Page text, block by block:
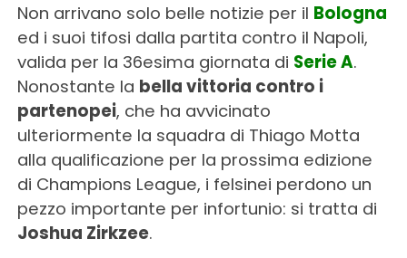
Non arrivano solo belle notizie per il Bologna
ed i suoi tifosi dalla partita contro il Napoli,
valida per la 36esima giornata di Serie A.
Nonostante la bella vittoria contro i
partenopei, che ha avvicinato
ulteriormente la squadra di Thiago Motta
alla qualificazione per la prossima edizione
di Champions League, i felsinei perdono un
pezzo importante per infortunio: si tratta di
Joshua Zirkzee.